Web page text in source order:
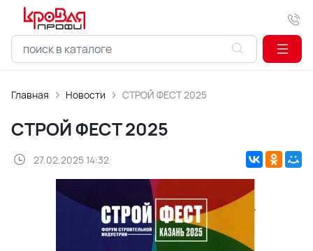
Главная Новости СТРОЙ ФЕСТ 2025
СТРОЙ ФЕСТ 2025
27.02.2025 14:32